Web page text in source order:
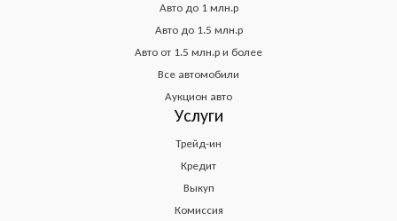
Авто до 1 млн.р
Авто до 1.5 млн.р
Авто от 1.5 млн.р и более
Все автомобили
Аукцион авто
Услуги
Трейд-ин
Кредит
Выкуп
Комиссия